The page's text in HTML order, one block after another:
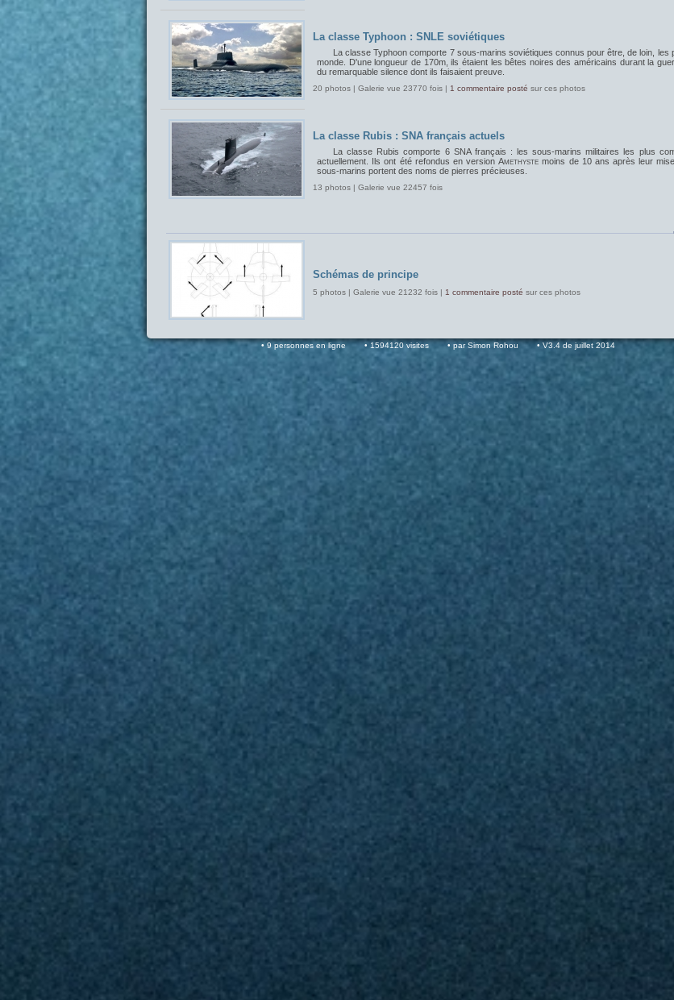
La classe Typhoon : SNLE soviétiques
La classe Typhoon comporte 7 sous-marins soviétiques connus pour être, de loin, les
monde. D'une longueur de 170m, ils étaient les bêtes noires des américains durant la
du remarquable silence dont ils faisaient preuve.
20 photos | Galerie vue 23770 fois | 1 commentaire posté sur ces photos
La classe Rubis : SNA français actuels
La classe Rubis comporte 6 SNA français : les sous-marins militaires les plus
actuellement. Ils ont été refondus en versionAmethyste moins de 10 ans après leur
sous-marins portent des noms de pierres précieuses.
13 photos | Galerie vue 22457 fois
Schémas de principe
5 photos | Galerie vue 21232 fois | 1 commentaire posté sur ces photos
9 personnes en ligne 1594120 visites par Simon Rohou V3.4 de juillet 2014